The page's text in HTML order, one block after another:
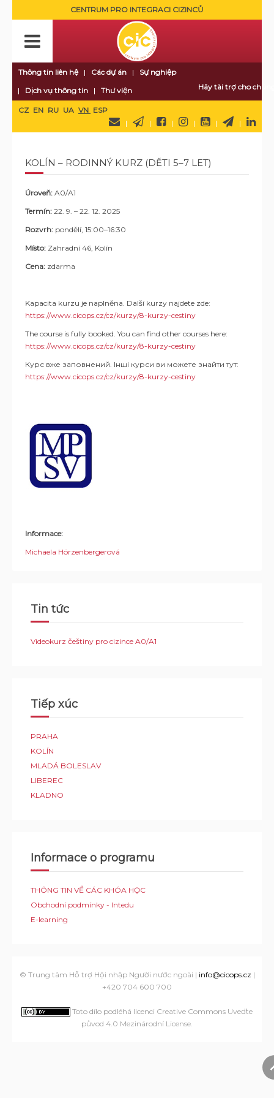
CENTRUM PRO INTEGRACI CIZINCŮ
Thông tin liên hệ Các dự án
Sự nghiệp
Dịch vụ thông tin
Thư viện Hãy tài trợ cho
CZ EN RU UA VN ESP
KOLÍN – RODINNÝ KURZ (DĚTI 5–7 LET)
Úroveň: A0/A1
Termín: 22. 9. – 22. 12. 2025
Rozvrh: pondělí, 15:00–16:30
Místo: Zahradní 46, Kolín
Cena: zdarma
Kapacita kurzu je naplněna. Další kurzy najdete zde:
https://www.cicops.cz/cz/kurzy/8-kurzy-cestiny
The course is fully booked. You can find other courses here:
https://www.cicops.cz/cz/kurzy/8-kurzy-cestiny
Курс вже заповнений. Інші курси ви можете знайти тут:
https://www.cicops.cz/cz/kurzy/8-kurzy-cestiny
Informace:
Michaela Hörzenbergerová
Tin tức
Videokurz češtiny pro cizince A0/A1
Tiếp xúc
PRAHA
KOLÍN
MLADÁ BOLESLAV
LIBEREC
KLADNO
Informace o programu
THÔNG TIN VỀ CÁC KHÓA HỌC
Obchodní podmínky - Intedu
E-learning
© Trung tâm Hỗ trợ Hội nhập Người nước ngoài | info@cicops.cz |
+420 704 600 700
Toto dílo podléhá licenci Creative Commons Uveďte
původ 4.0 Mezinárodní License